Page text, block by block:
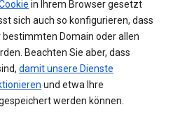
in Ihrem Browser gesetzt
sich auch so konfigurieren, dass
bestimmten Domain oder allen
Beachten Sie aber, dass
damit unsere Dienste
und etwa Ihre
werden können.